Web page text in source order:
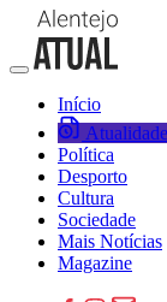
Início
Atualidade
Política
Desporto
Cultura
Sociedade
Mais Notícias
Magazine